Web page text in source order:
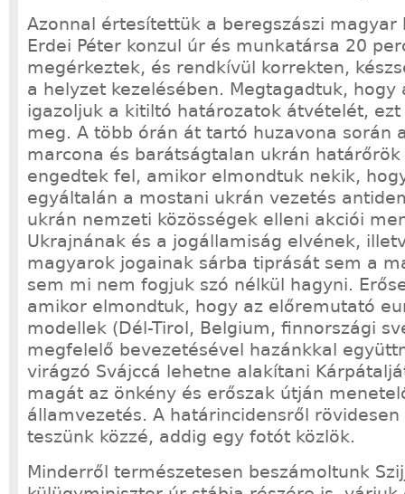
Azonnal értesítettük a beregszászi magyar
Erdei Péter konzul úr és munkatársa 20
megérkeztek, és rendkívül korrekten,
a helyzet kezelésében. Megtagadtuk, hogy
igazoljuk a kitiltó határozatok átvételét,
meg. A több órán át tartó huzavona során
marcona és barátságtalan ukrán
engedtek fel, amikor elmondtuk nekik,
egyáltalán a mostani ukrán vezetés
ukrán nemzeti közösségek elleni akciói
Ukrajnának és a jogállamiság elvének,
magyarok jogainak sárba tiprását sem a
sem mi nem fogjuk szó nélkül hagyni.
amikor elmondtuk, hogy az előremutató
modellek (Dél-Tirol, Belgium, finnországi
megfelelő bevezetésével hazánkkal
virágzó Svájccá lehetne alakítani
magát az önkény és erőszak útján
államvezetés. A határincidensről
teszünk közzé, addig egy fotót közlök.
Minderről természetesen beszámoltunk